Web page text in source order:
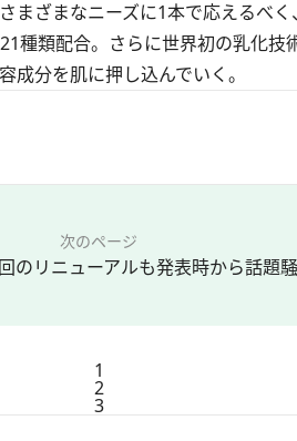
ざまなニーズに1本で応えるべ
種類配合。さらに世界初の乳化技
分を肌に押し込んでいく。
次のページ
のリニューアルも発表時から話題
1
2
3